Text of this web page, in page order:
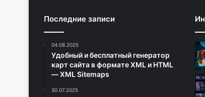
Последние записи
04.08.2025
Удобный и бесплатный генератор
карт сайта в формате XML и HTML
— XML Sitemaps
30.07.2025